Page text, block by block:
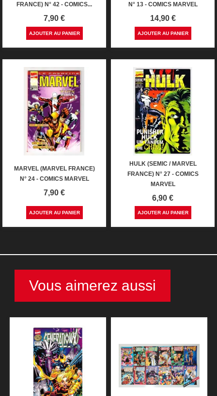
FRANCE) N° 42 - COMICS...
Prix
7,90 €
AJOUTER AU PANIER
N° 13 - COMICS MARVEL
Prix
14,90 €
AJOUTER AU PANIER
MARVEL (MARVEL FRANCE)
N° 24 - COMICS MARVEL
Prix
7,90 €
AJOUTER AU PANIER
HULK (SEMIC / MARVEL
FRANCE) N° 27 - COMICS
MARVEL
Prix
6,90 €
AJOUTER AU PANIER
Vous aimerez aussi